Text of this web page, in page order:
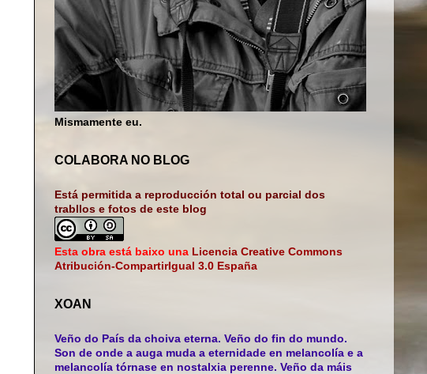
Mismamente eu.
COLABORA NO BLOG
Está permitida a reproducción total ou parcial dos
trabllos e fotos de este blog
Esta obra está baixo una Licencia Creative Commons
Atribución-CompartirIgual 3.0 España
XOAN
Veño do País da choiva eterna. Veño do fin do mundo.
Son de onde a auga muda a eternidade en melancolía e a
melancolía tórnase en nostalxia perenne. Veño da máis